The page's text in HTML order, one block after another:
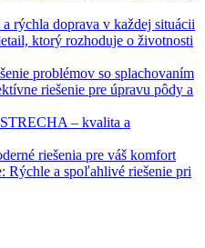
rýchla doprava v každej situácii
ktorý rozhoduje o životnosti
problémov so splachovaním
riešenie pre úpravu pôdy a
– kvalita a
riešenia pre váš komfort
Rýchle a spoľahlivé riešenie pri